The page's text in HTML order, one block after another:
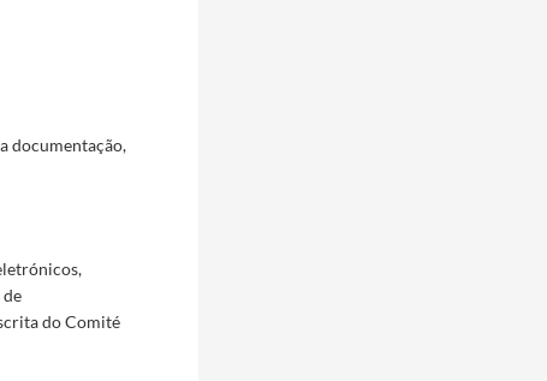
documentação,
do Comité